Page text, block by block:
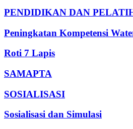
PENDIDIKAN DAN
Peningkatan Kompetensi
Roti 7 Lapis
SAMAPTA
SOSIALISASI
Sosialisasi dan Simulasi